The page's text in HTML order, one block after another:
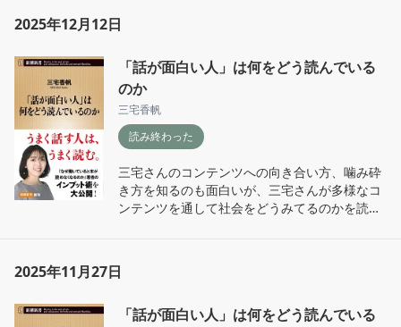
2025年12月12日
「話が面白い人」は何をどう読んでいる
のか
三宅香帆
読み終わった
三宅さんのコンテンツへの向き合い方、噛み砕
き方を知るのも面白いが、三宅さんが多様なコ
ンテンツを通して社会をどうみてるのかを読め
成瀬シリーズを桐島などと比較して教室の肯定
を見出したとこが面白かった。あと今の男性社
2025年11月27日
「話が面白い人」は何をどう読んでいる